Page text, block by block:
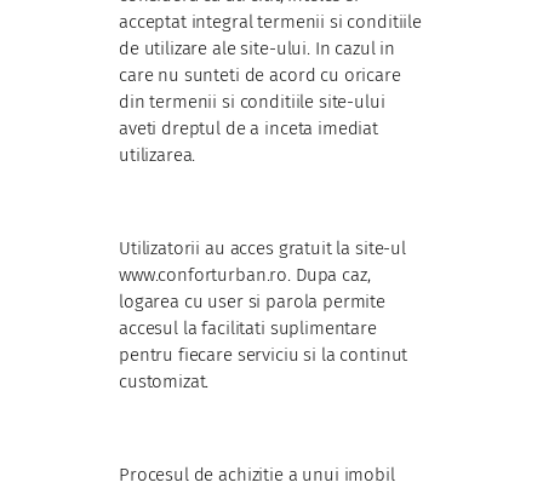
acceptat integral termenii si conditiile
de utilizare ale site-ului. In cazul in
care nu sunteti de acord cu oricare
din termenii si conditiile site-ului
aveti dreptul de a inceta imediat
utilizarea.
Utilizatorii au acces gratuit la site-ul
www.conforturban.ro. Dupa caz,
logarea cu user si parola permite
accesul la facilitati suplimentare
pentru fiecare serviciu si la continut
customizat.
Procesul de achizitie a unui imobil